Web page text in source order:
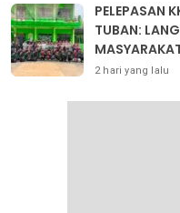
PELEPASAN
TUBAN:
2 hari yang lalu